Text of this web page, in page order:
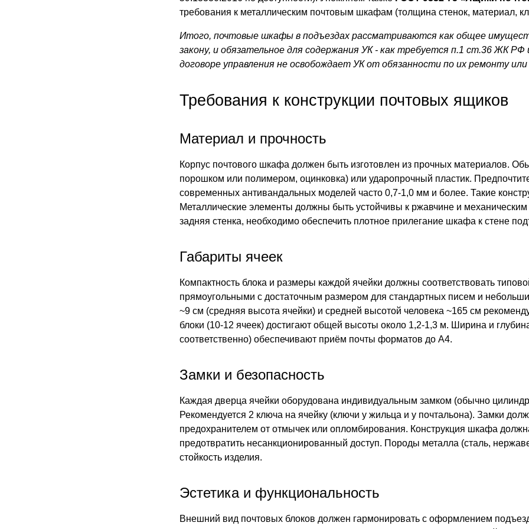
требования к металлическим почтовым шкафам (толщина стенок, материал,
Итого, почтовые шкафы в подъездах рассматриваются как общее
закону, и обязательное для содержания УК - как требуется п.1 ст.36 ЖК
договоре управления не освобождает УК от обязанности по их ремонту или
Требования к конструкции почтовых ящиков
Материал и прочность
Корпус почтового шкафа должен быть изготовлен из прочных материалов.
порошком или полимером, оцинковка) или ударопрочный пластик.
современных антивандальных моделей часто 0,7-1,0 мм и более. Такие
Металлические элементы должны быть устойчивы к ржавчине и
задняя стенка, необходимо обеспечить плотное прилегание шкафа к стене
Габариты ячеек
Компактность блока и размеры каждой ячейки должны соответствовать
прямоугольными с достаточным размером для стандартных писем и
~9 см (средняя высота ячейки) и средней высотой человека ~165 см
блоки (10-12 ячеек) достигают общей высоты около 1,2-1,3 м. Ширина и
соответственно) обеспечивают приём почты форматов до А4.
Замки и безопасность
Каждая дверца ячейки оборудована индивидуальным замком (обычно
Рекомендуется 2 ключа на ячейку (ключи у жильца и у почтальона). Замки
предохранителем от отмычек или опломбирования. Конструкция шкафа
предотвратить несанкционированный доступ. Породы металла (сталь,
стойкость изделия.
Эстетика и функциональность
Внешний вид почтовых блоков должен гармонировать с оформлением